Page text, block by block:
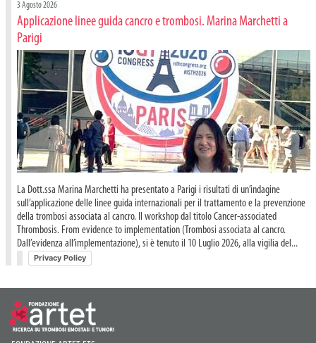
3 Agosto 2026
Applicazione linee guida cancro e trombosi. Marina Marchetti a
Parigi
La Dott.ssa Marina Marchetti ha presentato a Parigi i risultati di un’indagine
sull’applicazione delle linee guida internazionali per il trattamento e la prevenzione
della trombosi associata al cancro. Il workshop dal titolo Cancer-associated
Thrombosis. From evidence to implementation (Trombosi associata al cancro.
Dall’evidenza all’implementazione), si è tenuto il 10 Luglio 2026, alla vigilia del...
Privacy Policy